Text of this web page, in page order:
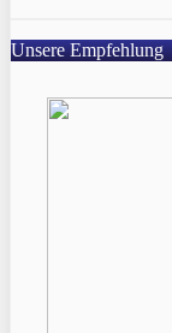
Unsere Empfehlung